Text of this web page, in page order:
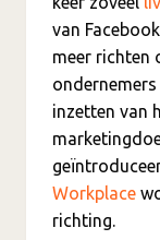
van
meer richten
inzetten van
Workplace
richting.